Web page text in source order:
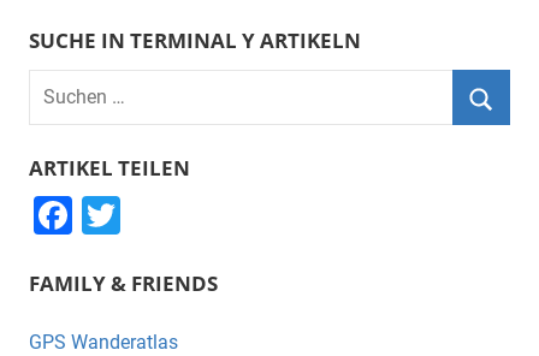
SUCHE IN TERMINAL Y ARTIKELN
Suchen
ARTIKEL TEILEN
F
c
e
tt
er
FAMILY & FRIENDS
GPS Wanderatlas